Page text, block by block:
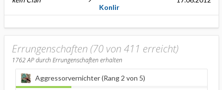
Konlir
Errungenschaften (70 von 411 erreicht)
1762AP durch Errungenschaften erhalten
Aggressorvernichter (Rang 2 von 5)